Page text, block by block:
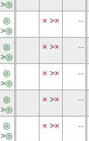
>◎
◎
>◎
× >× --
◎
>◎
× >× --
◎
>◎
× >× --
◎
>◎
× >× --
◎
>◎
× >× --